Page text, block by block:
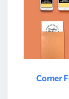
Corner